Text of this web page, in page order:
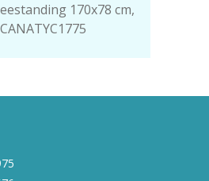
170x78 cm,